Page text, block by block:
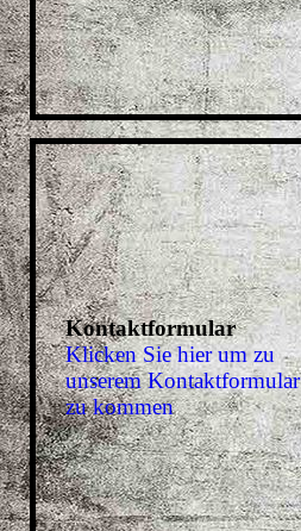
Kontaktformular
Klicken Sie hier um zu
unserem Kon­takt­for­mu­lar
zu kommen